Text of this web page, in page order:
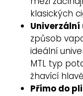
klasických
Univerzální
způsob
ideální
MTL typ
žhavící
Přímo do